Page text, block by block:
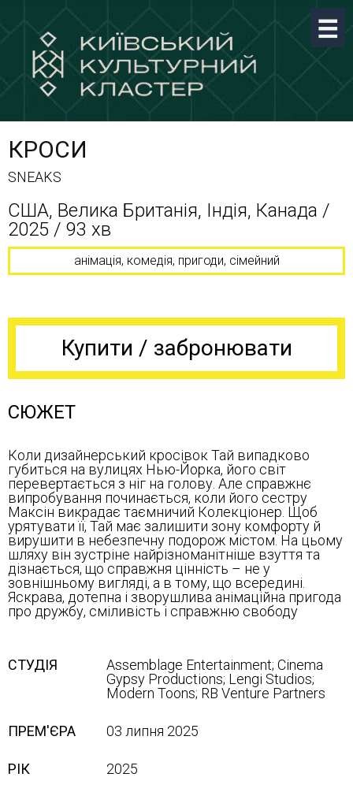
КРОСИ
SNEAKS
США, Велика Британія, Індія, Канада /
2025 / 93 хв
анімація, комедія, пригоди, сімейний
Купити / забронювати
СЮЖЕТ
Коли дизайнерський кросівок Тай випадково
губиться на вулицях Нью-Йорка, його світ
перевертається з ніг на голову. Але справжнє
випробування починається, коли його сестру
Максін викрадає таємничий Колекціонер. Щоб
урятувати її, Тай має залишити зону комфорту й
вирушити в небезпечну подорож містом. На цьому
шляху він зустріне найрізноманітніше взуття та
дізнається, що справжня цінність – не у
зовнішньому вигляді, а в тому, що всередині.
Яскрава, дотепна і зворушлива анімаційна пригода
про дружбу, сміливість і справжню свободу
СТУДІЯ
Assemblage Entertainment; Cinema
Gypsy Productions; Lengi Studios;
Modern Toons; RB Venture Partners
ПРЕМ'ЄРА 03 липня 2025
РІК 2025